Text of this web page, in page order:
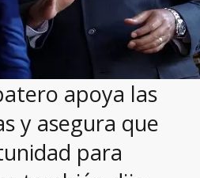
apoya las
y asegura que
para